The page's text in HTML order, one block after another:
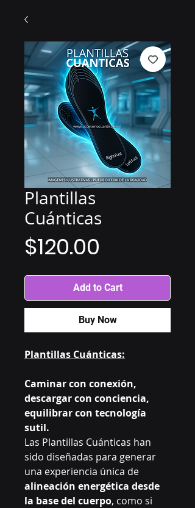
Plantillas
Cuánticas
$120.00
Add to Cart
Buy Now
Plantillas Cuánticas:
Caminar con conexión,
descargar con conciencia,
equilibrar con tecnología
sutil.
Las Plantillas Cuánticas han
sido diseñadas para generar
una experiencia única de
alineación energética desde
la base del cuerpo, como si